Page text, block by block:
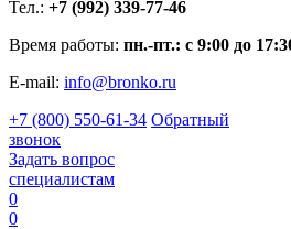
Тел.: +7 (992) 339-77-46
Время работы: пн.-пт.: с 9:00 до
E-mail: info@bronko.ru
+7 (800) 550-61-34 Обратный
звонок
Задать вопрос
специалистам
0
0